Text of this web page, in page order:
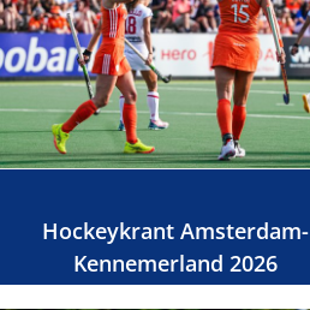
Hockeykrant Amsterdam-
Kennemerland 2026